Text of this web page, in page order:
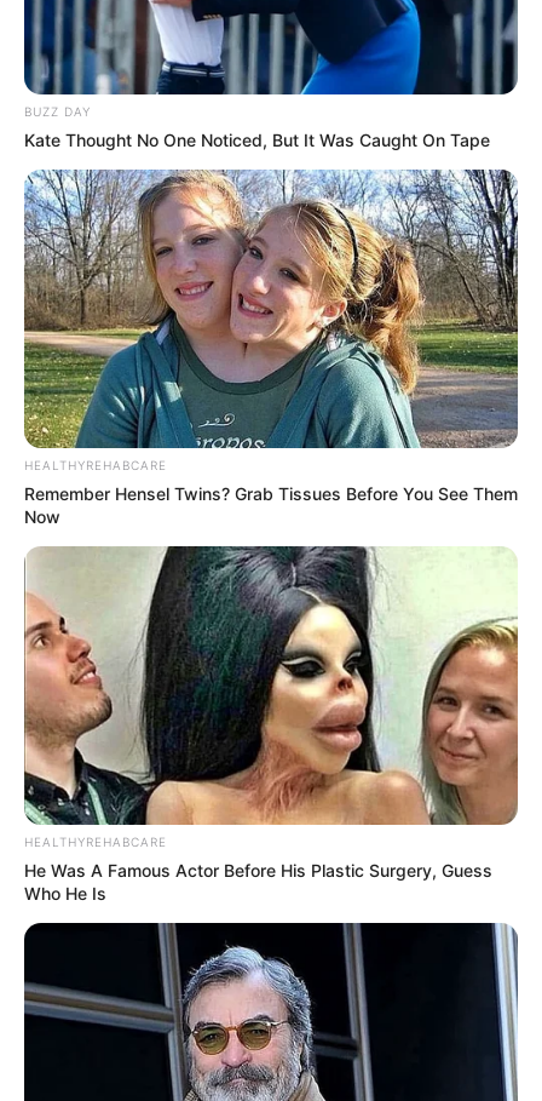
BUZZ DAY
Kate Thought No One Noticed, But It Was Caught On Tape
HEALTHYREHABCARE
Remember Hensel Twins? Grab Tissues Before You See Them
Now
HEALTHYREHABCARE
He Was A Famous Actor Before His Plastic Surgery, Guess
Who He Is